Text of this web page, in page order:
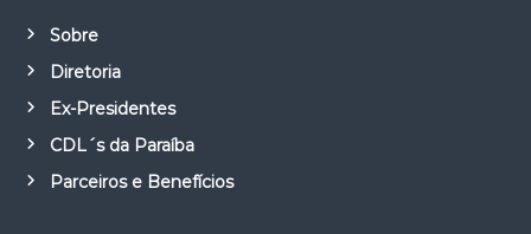
Sobre
Diretoria
Ex-Presidentes
CDL´s da Paraíba
Parceiros e Benefícios